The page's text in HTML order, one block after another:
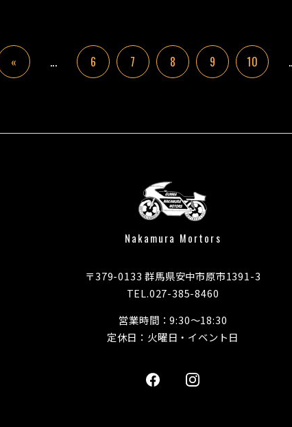
« ... 6 7 8 9 10
Nakamura Mortors
〒379-0133 群馬県安中市原市1391-3
TEL.027-385-8460
営業時間：9:30～18:30
定休日：火曜日・イベント日